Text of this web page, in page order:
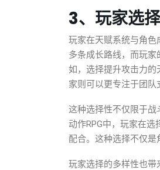
3、玩家选
玩家在天赋系统与角色
多条成长路线，而玩
如，选择提升攻击力
家则可以更专注于团队
这种选择性不仅限于
动作RPG中，玩家在
配合。这种选择不仅是
玩家选择的多样性也